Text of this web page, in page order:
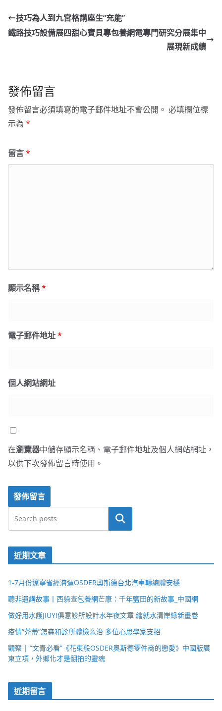
技巧為人到九宮格講座生“充能”
鐵路技巧設備展四甜心寶貝專包養網電專門研究分展集中
展現新成績
發佈留言
發佈留言必須填寫的電子郵件地址不會公開。 必填欄位標
示為 *
留言*
顯示名稱*
電子郵件地址*
個人網站網址
在瀏覽器中儲存顯示名稱、電子郵件地址及個人網站網址，
以供下次發佈留言時使用。
搜尋
近期文章
1-7月份遼寧省經濟運OSDER奧斯德台北汽車轉總體安穩
聽非遺講故事丨西躲查包養網芒康：千年鹽田的新故事_中國網
做好用水護JIUYI俱意診所設計水年夜文章 繪就水清岸綠新畫卷
疫情“芥蒂”怎森和診所體檢么治 多位心思學家支招
觀察 | “文青必看”《花束般OSDER奧斯德零件商的戀愛》中國版廣
東立項，外鄉化才是翻拍的靈魂
近期留言